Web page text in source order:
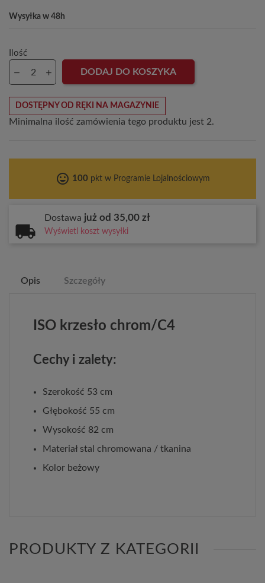
Wysyłka w 48h
Ilość
DODAJ DO KOSZYKA
DOSTĘPNY OD RĘKI NA MAGAZYNIE
Minimalna ilość zamówienia tego produktu jest 2.
tag_faces 100pkt w Programie Lojalnościowym
Dostawa już od 35,00 zł
Wyświetl koszt wysyłki
Opis Szczegóły
ISO krzesło chrom/C4
Cechy i zalety:
Szerokość 53 cm
Głębokość 55 cm
Wysokość 82 cm
Materiał stal chromowana / tkanina
Kolor beżowy
PRODUKTY Z KATEGORII